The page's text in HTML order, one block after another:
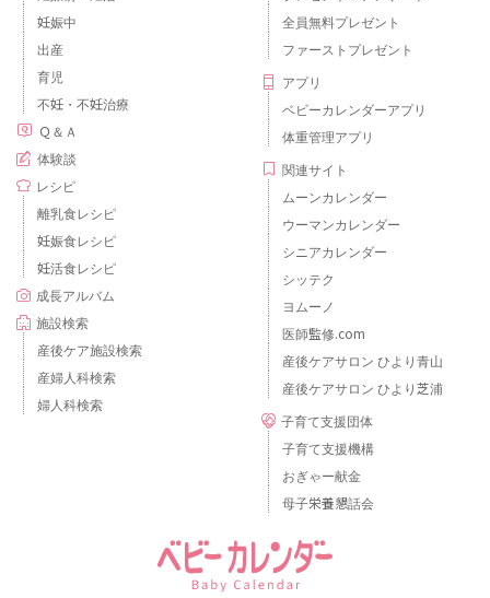
妊娠中
出産
育児
不妊・不妊治療
Ｑ＆Ａ
体験談
レシピ
離乳食レシピ
妊娠食レシピ
妊活食レシピ
成長アルバム
施設検索
産後ケア施設検索
産婦人科検索
婦人科検索
全員無料プレゼント
ファーストプレゼント
アプリ
ベビーカレンダーアプリ
体重管理アプリ
関連サイト
ムーンカレンダー
ウーマンカレンダー
シニアカレンダー
シッテク
ヨムーノ
医師監修.com
産後ケアサロン ひより青山
産後ケアサロン ひより芝浦
子育て支援団体
子育て支援機構
おぎゃー献金
母子栄養懇話会